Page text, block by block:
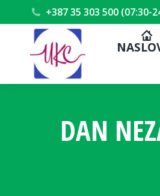
+387 35 303 500 (07:30-
DAN